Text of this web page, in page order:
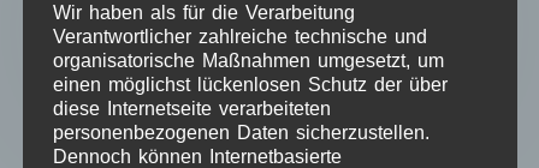
Kein Mehrwertsteuerausweis, da Kleinunternehmer nach
§19 (1) UStG.
IN DEN WARENKORB
Wir haben als für die Verarbeitung
Verantwortlicher zahlreiche technische und
organisatorische Maßnahmen umgesetzt, um
einen möglichst lückenlosen Schutz der über
diese Internetseite verarbeiteten
personenbezogenen Daten sicherzustellen.
Dennoch können Internetbasierte